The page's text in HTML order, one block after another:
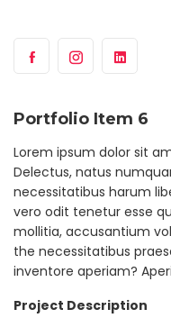
Portfolio Item 6
Lorem ipsum dolor sit
Delectus, natus
necessitatibus harum
vero odit tenetur esse
mollitia, accusantium
the necessitatibus
inventore aperiam?
Project Description